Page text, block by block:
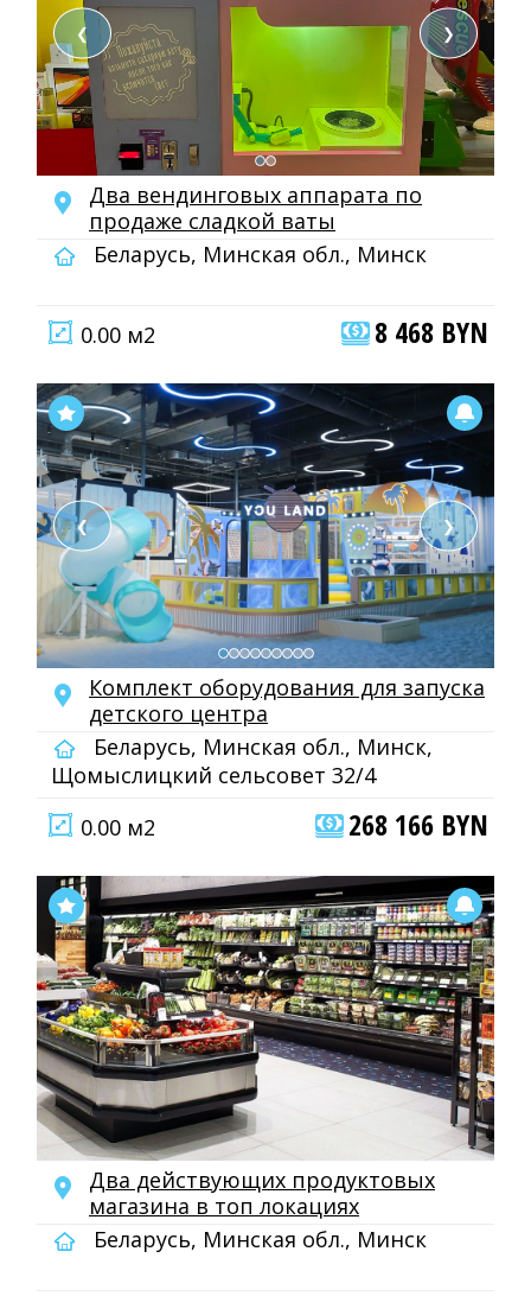
❮ ❯
Два вендинговых аппарата по
продаже сладкой ваты
Беларусь, Минская обл., Минск
0.00 м2 8 468 BYN
❮ ❯
Комплект оборудования для запуска
детского центра
Беларусь, Минская обл., Минск,
Щомыслицкий сельсовет 32/4
0.00 м2
268 166 BYN
Два действующих продуктовых
магазина в топ локациях
Беларусь, Минская обл., Минск